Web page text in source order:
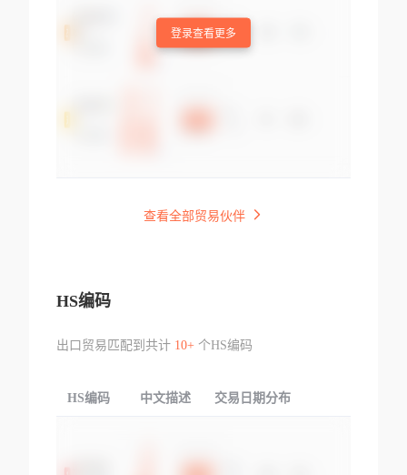
登录查看更多
查看全部贸易伙伴
HS编码
出口贸易匹配到共计 10+个HS编码
HS编码 中文描述 交易日期分布